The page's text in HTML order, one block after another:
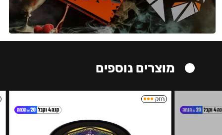
מוצרים נוספים
חזק